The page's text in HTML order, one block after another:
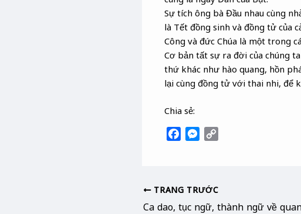
Sự tích ông bà Đầu nhau cùng
là Tết đồng sinh và đồng tử của
Công và đức Chúa là một trong
Cơ bản tất sự ra đời của chúng
thứ khác như hào quang, hồn
lại cùng đồng tử với thai nhi, để
Chia sẻ:
b
o
M
e
n
L
i
TRANG TRƯỚC